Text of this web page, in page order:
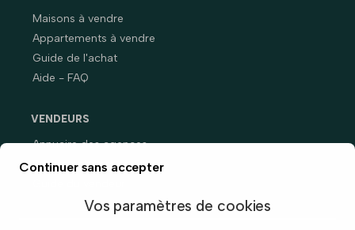
Maisons à vendre
Appartements à vendre
Guide de l'achat
Aide - FAQ
VENDEURS
Annuaire des agences
Prix immobiliers en France
Continuer sans accepter
Vos paramètres de cookies